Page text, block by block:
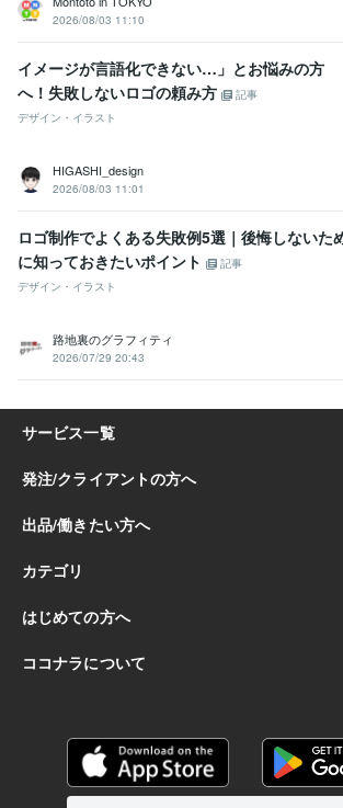
2026/08/03 11:10
イメージが言語化できない…」とお悩みの方
へ！失敗しないロゴの頼み方
記事
デザイン・イラスト
HIGASHI_design
2026/08/03 11:01
ロゴ制作でよくある失敗例5選｜後悔しないた
に知っておきたいポイント
記事
デザイン・イラスト
路地裏のグラフィティ
2026/07/29 20:43